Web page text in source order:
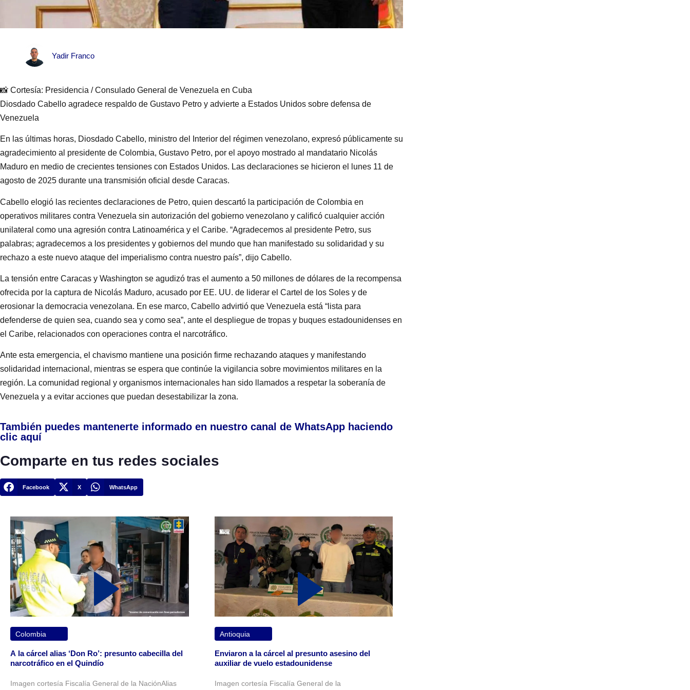
Yadir Franco
📸 Cortesía: Presidencia / Consulado General de Venezuela en Cuba
Diosdado Cabello agradece respaldo de Gustavo Petro y advierte a Estados Unidos sobre defensa de
Venezuela
En las últimas horas, Diosdado Cabello, ministro del Interior del régimen venezolano, expresó públicamente su
agradecimiento al presidente de Colombia, Gustavo Petro, por el apoyo mostrado al mandatario Nicolás
Maduro en medio de crecientes tensiones con Estados Unidos. Las declaraciones se hicieron el lunes 11 de
agosto de 2025 durante una transmisión oficial desde Caracas.
Cabello elogió las recientes declaraciones de Petro, quien descartó la participación de Colombia en
operativos militares contra Venezuela sin autorización del gobierno venezolano y calificó cualquier acción
unilateral como una agresión contra Latinoamérica y el Caribe. “Agradecemos al presidente Petro, sus
palabras; agradecemos a los presidentes y gobiernos del mundo que han manifestado su solidaridad y su
rechazo a este nuevo ataque del imperialismo contra nuestro país”, dijo Cabello.
La tensión entre Caracas y Washington se agudizó tras el aumento a 50 millones de dólares de la recompensa
ofrecida por la captura de Nicolás Maduro, acusado por EE. UU. de liderar el Cartel de los Soles y de
erosionar la democracia venezolana. En ese marco, Cabello advirtió que Venezuela está “lista para
defenderse de quien sea, cuando sea y como sea”, ante el despliegue de tropas y buques estadounidenses en
el Caribe, relacionados con operaciones contra el narcotráfico.
Ante esta emergencia, el chavismo mantiene una posición firme rechazando ataques y manifestando
solidaridad internacional, mientras se espera que continúe la vigilancia sobre movimientos militares en la
región. La comunidad regional y organismos internacionales han sido llamados a respetar la soberanía de
Venezuela y a evitar acciones que puedan desestabilizar la zona.
También puedes mantenerte informado en nuestro canal de WhatsApp haciendo
clic aquí
Comparte en tus redes sociales
Facebook X WhatsApp
Colombia
A la cárcel alias ‘Don Ro’: presunto cabecilla del
narcotráfico en el Quindío
Imagen cortesía Fiscalía General de la NaciónAlias
Antioquia
Enviaron a la cárcel al presunto asesino del
auxiliar de vuelo estadounidense
Imagen cortesía Fiscalía General de la